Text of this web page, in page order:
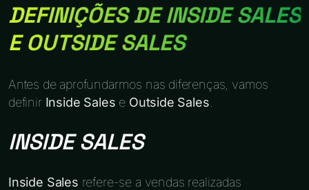
DEFINIÇÕES DE INSIDE SALES
E OUTSIDE SALES
Antes de aprofundarmos nas diferenças, vamos
definir Inside Sales e Outside Sales
INSIDE SALES
Inside Sales refere-se a vendas realizadas